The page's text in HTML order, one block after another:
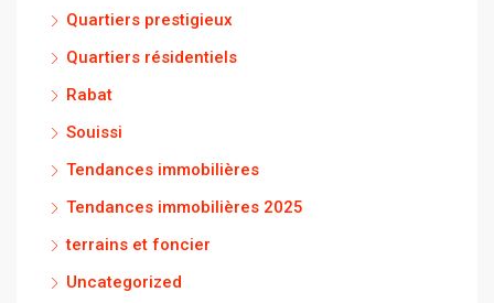
Quartiers prestigieux
Quartiers résidentiels
Rabat
Souissi
Tendances immobilières
Tendances immobilières 2025
terrains et foncier
Uncategorized